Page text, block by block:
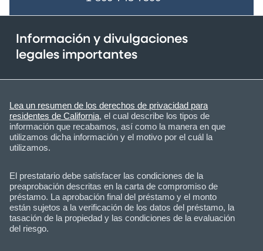
Información y divulgaciones
legales importantes
Lea un resumen de los derechos de privacidad para
residentes de California, el cual describe los tipos de
información que recabamos, así como la manera en que
utilizamos dicha información y el motivo por el cuál la
utilizamos.
El prestatario debe satisfacer las condiciones de la
preaprobación descritas en la carta de compromiso de
préstamo. La aprobación final del préstamo y el monto
están sujetos a la verificación de los datos del préstamo, la
tasación de la propiedad y las condiciones de la evaluación
del riesgo.